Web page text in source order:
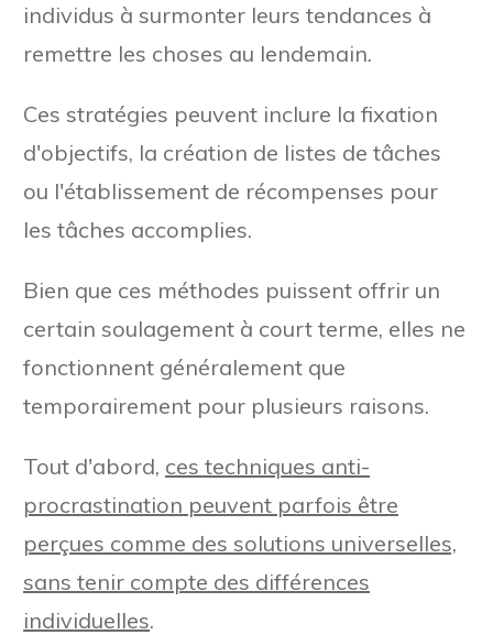
individus à surmonter leurs tendances à
remettre les choses au lendemain.
Ces stratégies peuvent inclure la fixation
d'objectifs, la création de listes de tâches
ou l'établissement de récompenses pour
les tâches accomplies.
Bien que ces méthodes puissent offrir un
certain soulagement à court terme, elles ne
fonctionnent généralement que
temporairement pour plusieurs raisons.
Tout d'abord, ces techniques anti-
procrastination peuvent parfois être
perçues comme des solutions universelles,
sans tenir compte des différences
individuelles.